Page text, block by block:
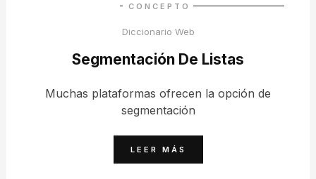
CONCEPTO
Diccionario Web
Segmentación De Listas
Muchas plataformas ofrecen la opción de
segmentación
LEER MÁS